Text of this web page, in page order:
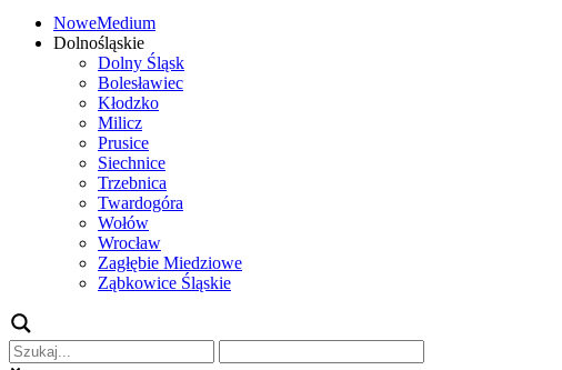
NoweMedium
Dolnośląskie
Dolny Śląsk
Bolesławiec
Kłodzko
Milicz
Prusice
Siechnice
Trzebnica
Twardogóra
Wołów
Wrocław
Zagłębie Miedziowe
Ząbkowice Śląskie